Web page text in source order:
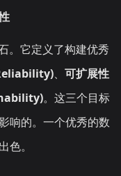
。它定义了构建优秀
、 可扩展性
。这三个目标
响的。一个优秀的数
。